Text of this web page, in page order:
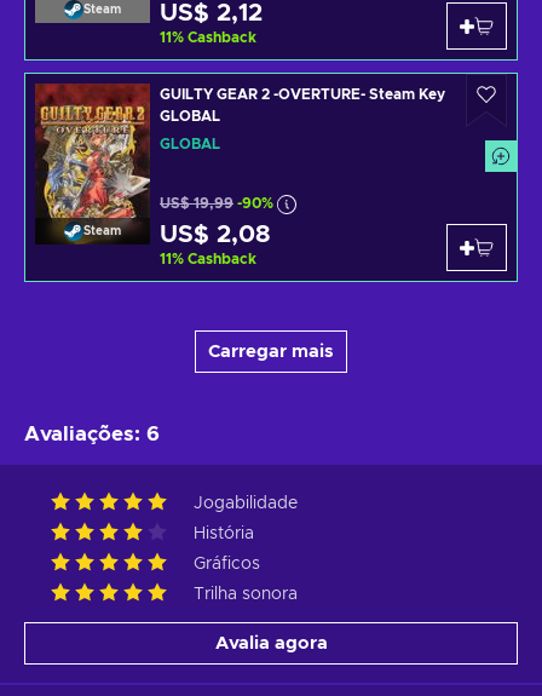
Steam US$ 2,12
11% Cashback
Steam
GUILTY GEAR 2 -OVERTURE- Steam Key
GLOBAL
GLOBAL
US$ 19,99 -90%
US$ 2,08
11% Cashback
Carregar mais
Avaliações: 6
Jogabilidade
História
Gráficos
Trilha sonora
Avalia agora